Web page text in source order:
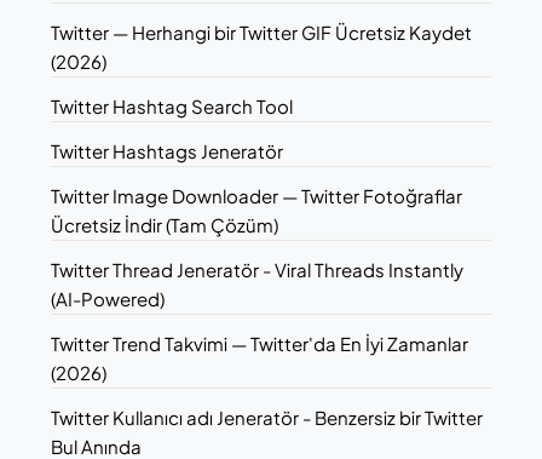
Twitter — Herhangi bir Twitter GIF Ücretsiz Kaydet
(2026)
Twitter Hashtag Search Tool
Twitter Hashtags Jeneratör
Twitter Image Downloader — Twitter Fotoğraflar
Ücretsiz İndir (Tam Çözüm)
Twitter Thread Jeneratör - Viral Threads Instantly
(AI-Powered)
Twitter Trend Takvimi — Twitter'da En İyi Zamanlar
(2026)
Twitter Kullanıcı adı Jeneratör - Benzersiz bir Twitter
Bul Anında